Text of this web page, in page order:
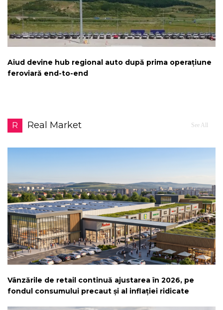
Aiud devine hub regional auto după prima operațiune
feroviară end-to-end
R Real Market See All
Vânzările de retail continuă ajustarea în 2026, pe
fondul consumului precaut și al inflației ridicate